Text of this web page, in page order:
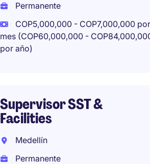
Permanente
COP5,000,000 - COP7,000,000 por
mes (COP60,000,000 -
por año)
Supervisor SST &
Facilities
Medellín
Permanente